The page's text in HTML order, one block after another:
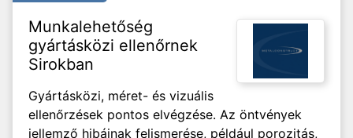
Munkalehetőség
gyártásközi ellenőrnek
Sirokban
Gyártásközi, méret- és vizuális
ellenőrzések pontos elvégzése. Az öntvények
jellemző hibáinak felismerése, például porozitás,